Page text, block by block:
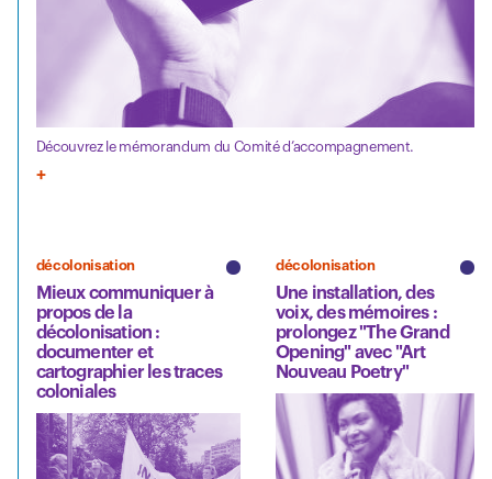
Découvrez le mémorandum du Comité d’accompagnement.
décolonisation
Mieux communiquer à
propos de la
décolonisation :
documenter et
cartographier les traces
coloniales
décolonisation
Une installation, des
voix, des mémoires :
prolongez "The Grand
Opening" avec "Art
Nouveau Poetry"